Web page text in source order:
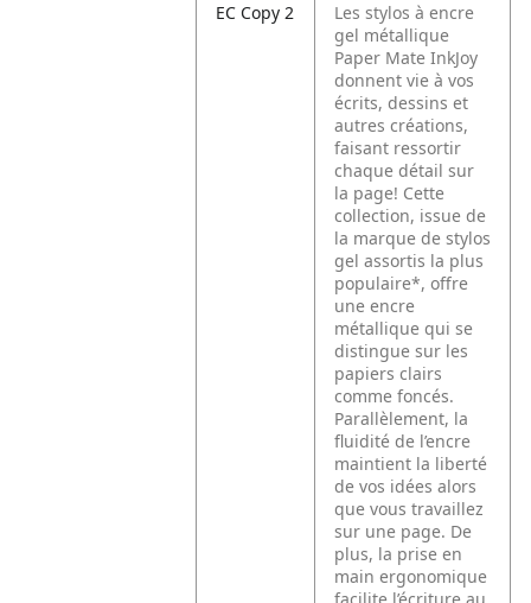
EC Copy 2
Les stylos à encre
gel métallique
Paper Mate InkJoy
donnent vie à vos
écrits, dessins et
autres créations,
faisant ressortir
chaque détail sur
la page! Cette
collection, issue de
la marque de stylos
gel assortis la plus
populaire*, offre
une encre
métallique qui se
distingue sur les
papiers clairs
comme foncés.
Parallèlement, la
fluidité de l’encre
maintient la liberté
de vos idées alors
que vous travaillez
sur une page. De
plus, la prise en
main ergonomique